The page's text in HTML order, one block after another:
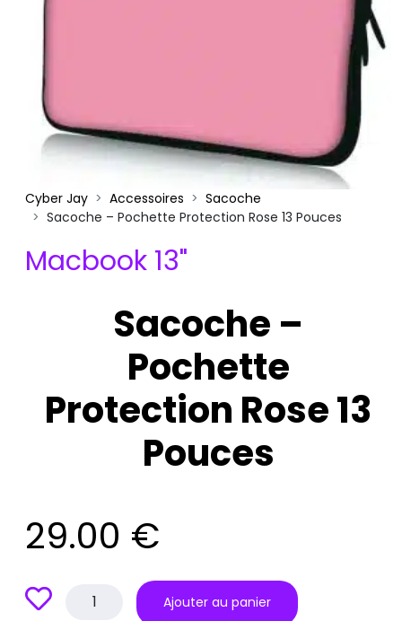
Cyber Jay Accessoires
Sacoche
Sacoche – Pochette Protection Rose 13 Pouces
Macbook 13"
Sacoche –
Pochette
Protection Rose 13
Pouces
29.00 €
quantité
Ajouter au panier